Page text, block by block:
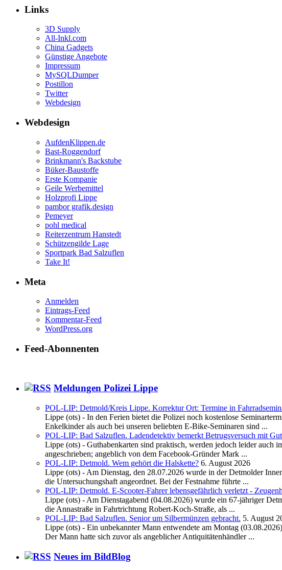
Links
3D Supply
All-Inkl.com
China Gadgets
Günstige Angebote
Impressum
MySQLDumper
Postillon
Twitter
Webdesign
Webdesign
AufdenKlippen.de
Bast-Roggendorf
Brinkmann's Backstube
Büker-Baustoffe
Erste Kompanie
Geile Werbemittel
Holzprofi Lippe
pambor grafik.design
Pemeyer
pohl medical
Reiterzentrum Hanstedt
Schützengilde Lage
Sportpark Bad Salzuflen
Take It!
Meta
Anmelden
Eintrags-Feed
Kommentar-Feed
WordPress.org
Feed-Abonnenten
Meldungen Polizei Lippe
POL-LIP: Detmold/Kreis Lippe. Korrektur Ort: Termine in
Lippe (ots) - In den Ferien bietet die Polizei noch kostenlose
Enkelkinder als auch bei unseren beliebten E-Bike-Seminaren sind ...
POL-LIP: Bad Salzuflen. Ladendetektiv bemerkt Betrugsversuch mit
Lippe (ots) - Guthabenkarten sind praktisch, werden jedoch leider auch
angeschrieben; angeblich von dem Facebook-Gründer Mark ...
POL-LIP: Detmold. Wem gehört die Halskette? 6. August 2026
Lippe (ots) - Am Dienstag, den 28.07.2026 wurde in der Detmolder
die Untersuchungshaft angeordnet. Bei der Festnahme führte ...
POL-LIP: Detmold. E-Scooter-Fahrer lebensgefährlich verletzt -
Lippe (ots) - Am Dienstagabend (04.08.2026) wurde ein 67-jähriger
die Annastraße in Fahrtrichtung Robert-Koch-Straße, als ...
POL-LIP: Bad Salzuflen. Senior um Silbermünzen gebracht. 5. August
Lippe (ots) - Ein unbekannter Mann entwendete am Montag
Der Mann hatte sich zuvor als angeblicher Antiquitätenhändler ...
Neues im BildBlog